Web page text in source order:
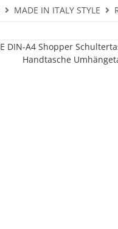
MADE IN ITALY STYLE